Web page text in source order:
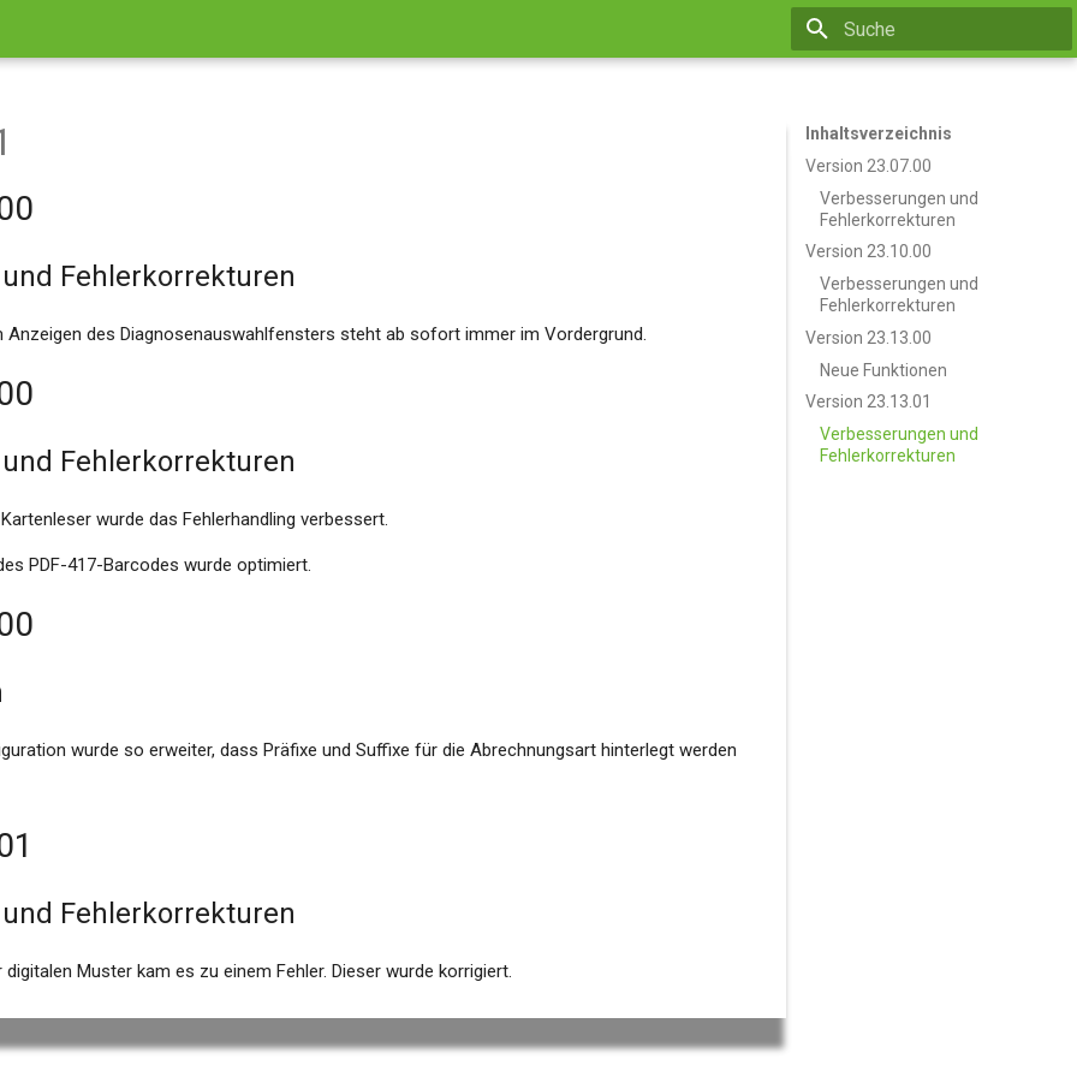
Inhaltsverzeichnis
Version 23.07.00
Verbesserungen und
Fehlerkorrekturen
Version 23.10.00
Verbesserungen und
Fehlerkorrekturen
Version 23.13.00
Neue Funktionen
Version 23.13.01
Verbesserungen und
Fehlerkorrekturen
Fehlerkorrekturen
Anzeigen des Diagnosenauswahlfensters steht ab sofort immer im Vordergrund.
Fehlerkorrekturen
wurde das Fehlerhandling verbessert.
PDF-417-Barcodes wurde optimiert.
wurde so erweiter, dass Präfixe und Suffixe für die Abrechnungsart hinterlegt werden
Fehlerkorrekturen
Muster kam es zu einem Fehler. Dieser wurde korrigiert.